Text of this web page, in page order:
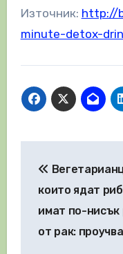
Източник: http://
minute-detox-
които ядат
имат по-нисък
от рак: